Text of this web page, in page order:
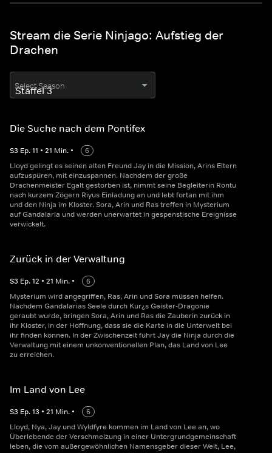
Stream die Serie Ninjago: Aufstieg der
Drachen
Select Season
Die Suche nach dem Pontifex
S3 Ep.11 • 21 Min. •
6
Lloyd gelingt es seinen alten Freund Jay in die Mission, Arins Eltern
aufzuspüren, mit einzuspannen. Nachdem der große
Drachenmeister Egalt gestorben ist, nimmt seine Begleiterin Rontu
nach kurzem Zögern Riyus Einladung an und lebt fortan mit ihm
und den Ninja im Kloster. Sora, Arin und Ras treffen in Mysterium
auf Gandalaria und werden unerwartet in gespenstische Ereignisse
verwickelt.
Zurück in der Verwaltung
S3 Ep.12 • 21 Min. •
6
Mysterium wird angegriffen, Ras, Arin und Sora müssen helfen.
Nachdem Gandalarias Seele durch Kur¿s Geister-Dragonie
geraubt wurde, bringen Sora, Arin und Ras die Zauberin zurück in
ihr Kloster, in der Hoffnung, dass sie die Karte in die Unterwelt bei
ihr finden können. In der Zwischenzeit führt Jay die Ninja durch die
Verwaltung mit einem unkonventionellen Plan, das Land von Lee
zu erreichen.
Im Land von Lee
S3 Ep.13 • 21 Min. •
6
Lloyd, Nya, Jay und Wyldfyre kommen im Land von Lee an, wo
Überlebende der Verschmelzung in einer Untergrundgemeinschaft
leben, die vom außergewöhnlichen Namensgeber dieser Welt, Lee,